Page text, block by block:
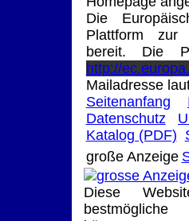
Die
Plattform zur
bereit. Die
http://
Mailadresse
Seitenanfang
Datenschutz
Katalog (PDF)
große Anzeige
Diese